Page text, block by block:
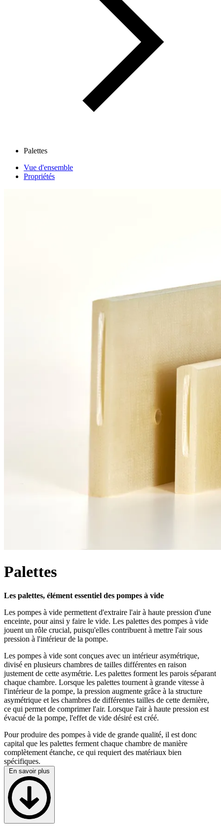
Palettes
Vue d'ensemble
Propriétés
Palettes
Les palettes, élément essentiel des pompes à vide
Les pompes à vide permettent d'extraire l'air à haute pression d'une
enceinte, pour ainsi y faire le vide. Les palettes des pompes à vide
jouent un rôle crucial, puisqu'elles contribuent à mettre l'air sous
pression à l'intérieur de la pompe.
Les pompes à vide sont conçues avec un intérieur asymétrique,
divisé en plusieurs chambres de tailles différentes en raison
justement de cette asymétrie. Les palettes forment les parois séparant
chaque chambre. Lorsque les palettes tournent à grande vitesse à
l'intérieur de la pompe, la pression augmente grâce à la structure
asymétrique et les chambres de différentes tailles de cette dernière,
ce qui permet de comprimer l'air. Lorsque l'air à haute pression est
évacué de la pompe, l'effet de vide désiré est créé.
Pour produire des pompes à vide de grande qualité, il est donc
capital que les palettes ferment chaque chambre de manière
complètement étanche, ce qui requiert des matériaux bien
spécifiques.
En savoir plus